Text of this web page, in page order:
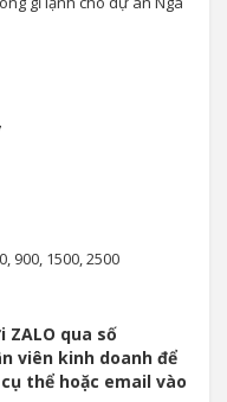
900, 1500, 2500
ZALO qua số
viên kinh doanh để
thể hoặc email vào